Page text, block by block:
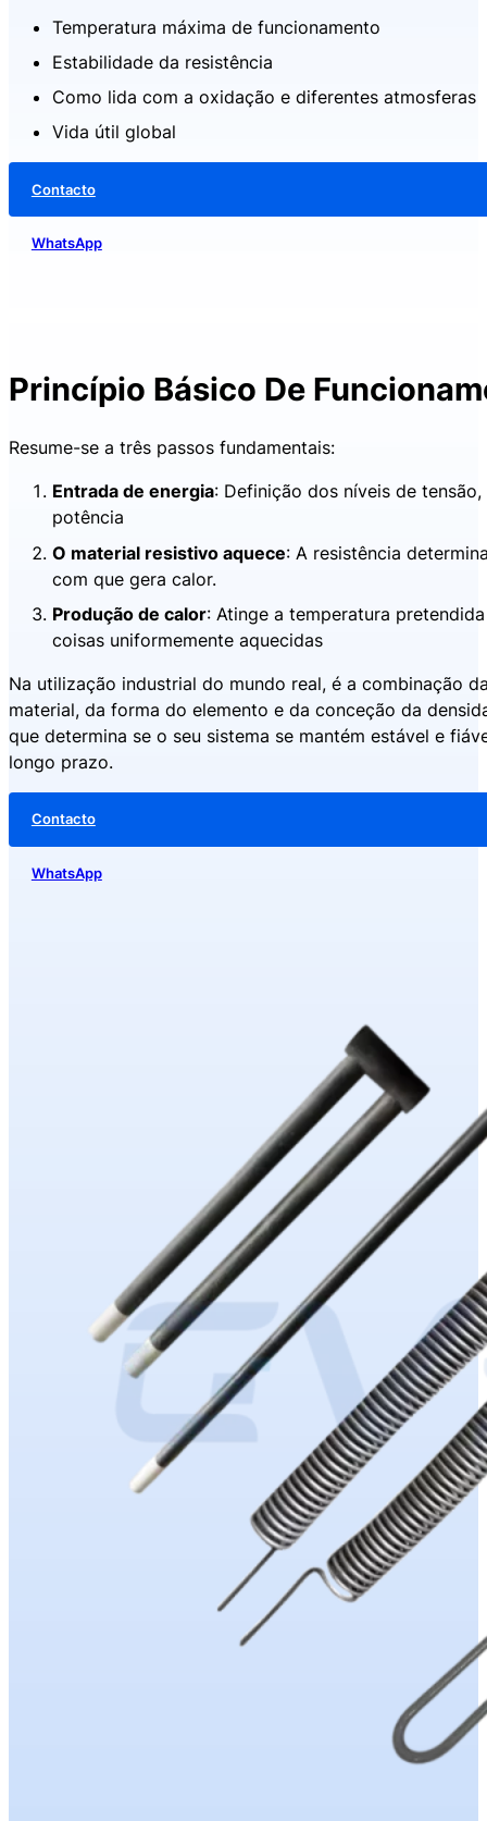
Temperatura máxima de funcionamento
Estabilidade da resistência
Como lida com a oxidação e diferentes atmosferas
Vida útil global
Contacto
WhatsApp
Princípio Básico De
Resume-se a três passos fundamentais:
Entrada de energia: Definição dos níveis de
potência
O material resistivo aquece: A resistência
com que gera calor.
Produção de calor: Atinge a temperatura
coisas uniformemente aquecidas
Na utilização industrial do mundo real, é a combinação
material, da forma do elemento e da conceção da
que determina se o seu sistema se mantém estável e
longo prazo.
Contacto
WhatsApp